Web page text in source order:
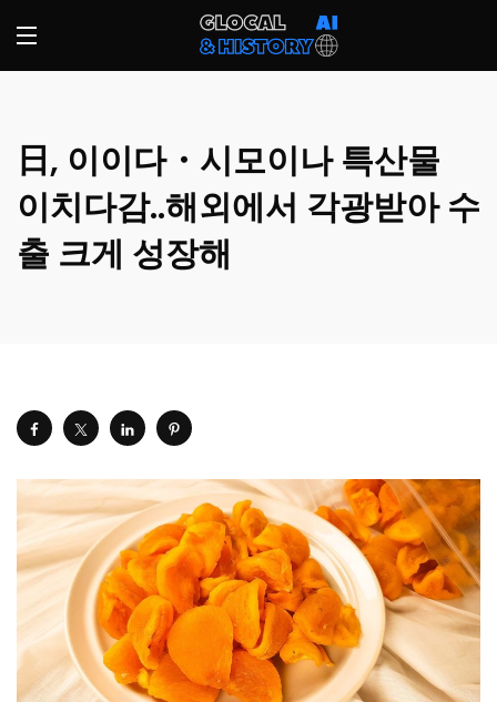
日, 이이다・시모이나 특산물
이치다감..해외에서 각광받아 수
출 크게 성장해